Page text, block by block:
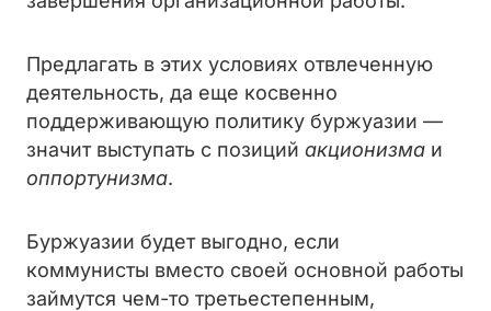
Предлагать в этих условиях отвлеченную
деятельность, да еще косвенно
поддерживающую политику буржуазии —
значит выступать с позиций акционизма и
оппортунизма.
Буржуазии будет выгодно, если
коммунисты вместо своей основной работы
займутся чем-то третьестепенным,